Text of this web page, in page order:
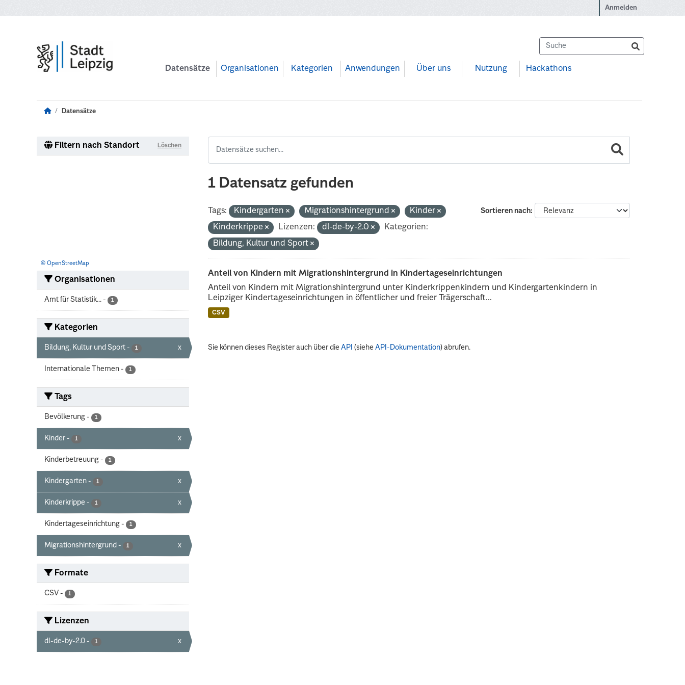
Anmelden
Datensätze Organisationen Kategorien Anwendungen Über uns Nutzung Hackathons
Datensätze
Filtern nach Standort Löschen
© OpenStreetMap
Organisationen
Amt für Statistik... - 1
Kategorien
Bildung, Kultur und Sport - 1 x
Internationale Themen - 1
Tags
Bevölkerung - 1
Kinder - 1 x
Kinderbetreuung - 1
Kindergarten - 1 x
Kinderkrippe - 1 x
Kindertageseinrichtung - 1
Migrationshintergrund - 1 x
Formate
CSV - 1
Lizenzen
dl-de-by-2.0 - 1 x
1 Datensatz gefunden
Sortieren nach
Tags: Kindergarten Migrationshintergrund
Kinder
Kinderkrippe
Lizenzen: dl-de-by-2.0
Kategorien:
Bildung, Kultur und Sport
Anteil von Kindern mit Migrationshintergrund in Kindertageseinrichtungen
Anteil von Kindern mit Migrationshintergrund unter Kinderkrippenkindern und Kindergartenkindern in
Leipziger Kindertageseinrichtungen in öffentlicher und freier Trägerschaft...
CSV
Sie können dieses Register auch über dieAPI (sieheAPI-Dokumentation) abrufen.